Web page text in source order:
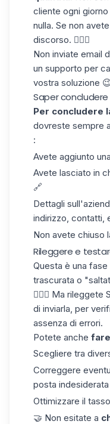
cliente ogni
nulla. Se non
discorso. 💁🏻‍♀️
Non inviate email
un supporto per
vostra soluzione
Saper concludere
Per concludere
dovreste sempre
:
Avete aggiunto
Avete lasciato in
🔗
Dettagli
indirizzo, contatti,
Non avete chiuso
Rileggere e
Questa è una
trascurata o
🤦🏻‍♀️ Ma rileggete
di inviarla, per
assenza di errori.
Potete anche
Scegliere tra
Correggere
posta
Ottimizzare il
🤝 Non esitate a